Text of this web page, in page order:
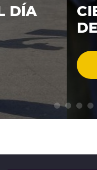
ENTREVISTAS
CIENTO
DE JULIO